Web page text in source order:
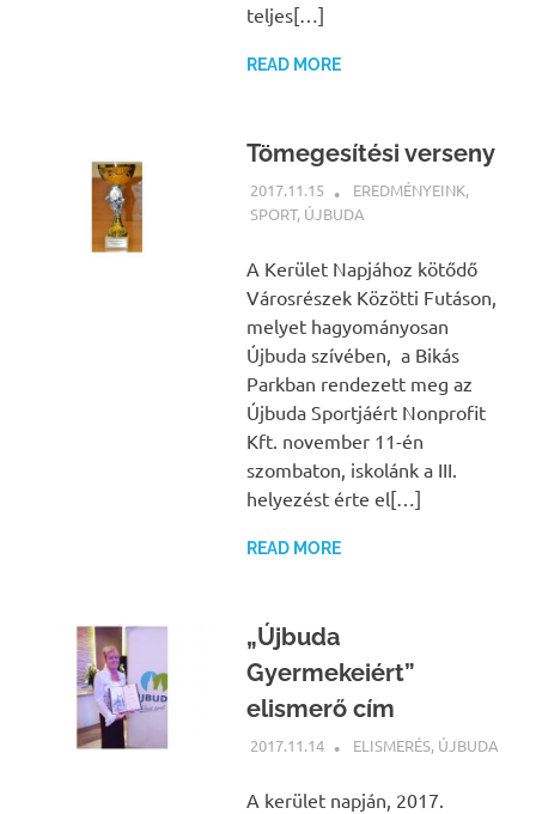
teljes[…]
READ MORE
Tömegesítési verseny
2017.11.15 NBEA
EREDMÉNYEINK,
SPORT, ÚJBUDA
A Kerület Napjához kötődő
Városrészek Közötti Futáson,
melyet hagyományosan
Újbuda szívében, a Bikás
Parkban rendezett meg az
Újbuda Sportjáért Nonprofit
Kft. november 11-én
szombaton, iskolánk a III.
helyezést érte el[…]
READ MORE
„Újbuda
Gyermekeiért”
elismerő cím
2017.11.14 NBEA
ELISMERÉS, ÚJBUDA
A kerület napján, 2017.